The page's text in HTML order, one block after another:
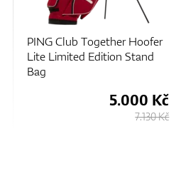
PING Club Together Hoofer
Lite Limited Edition Stand
Bag
5.000 Kč
7.130 Kč